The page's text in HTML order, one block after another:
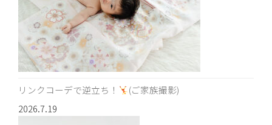
リンクコーデで逆立ち！
(ご家族撮影)
2026.7.19